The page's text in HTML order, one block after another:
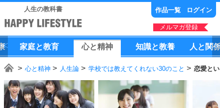
人生の教科書 作品一覧 ログイン
メルマガ登録
家庭と教育 心と精神 知識と教養 人 と 関
心と精神 人生論 学校では教えてくれない30のこと 恋愛と